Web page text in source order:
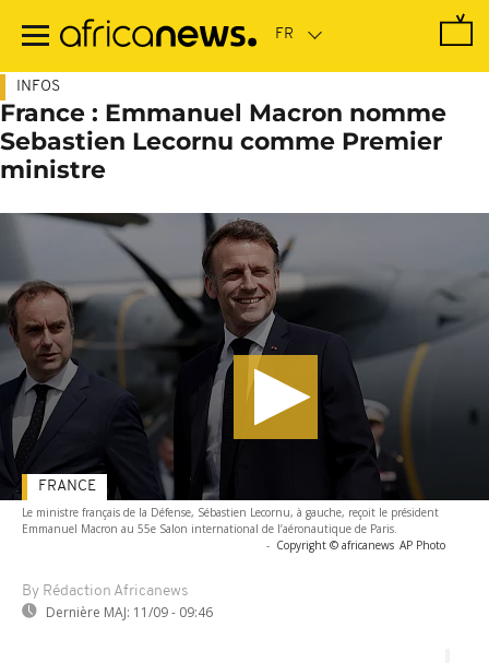
contenu
INFOS
France : Emmanuel Macron nomme
Sebastien Lecornu comme Premier
ministre
Le ministre français de la Défense, Sébastien Lecornu, à gauche, reçoit le président
Emmanuel Macron au 55e Salon international de l’aéronautique de Paris.
- Copyright © africanews AP Photo
By Rédaction Africanews
Dernière MAJ: 11/09 - 09:46
FRANCE